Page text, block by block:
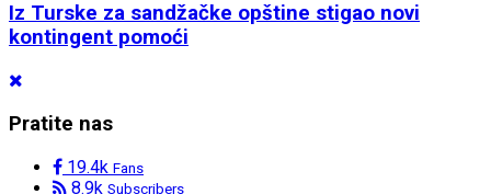
Iz Turske za sandžačke opštine stigao novi
kontingent pomoći
Pratite nas
19.4k Fans
8.9k Subscribers